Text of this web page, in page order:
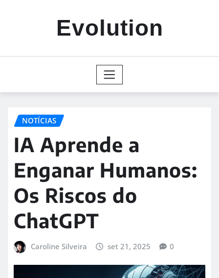
Evolution
NOTÍCIAS
IA Aprende a
Enganar Humanos:
Os Riscos do
ChatGPT
Caroline Silveira set 21, 2025 0